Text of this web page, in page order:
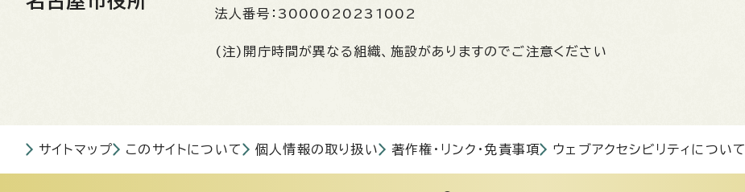
法人番号： 3000020231002
(注)開庁時間が異なる組織、施設がありますのでご注意ください
サイトマップ このサイトについて 個人情報の取り扱い 著作権・リンク・免責事項 ウェブアクセシビリティについて